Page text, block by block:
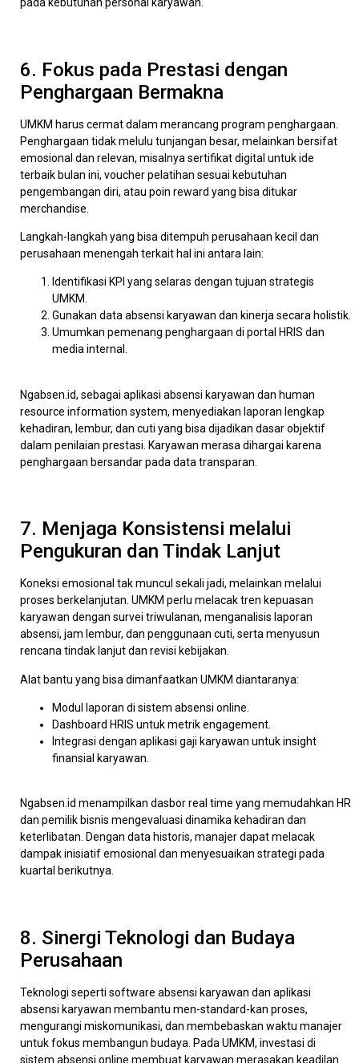
pada kebutuhan personal karyawan.
6. Fokus pada Prestasi dengan
Penghargaan Bermakna
UMKM harus cermat dalam merancang program penghargaan.
Penghargaan tidak melulu tunjangan besar, melainkan bersifat
emosional dan relevan, misalnya sertifikat digital untuk ide
terbaik bulan ini, voucher pelatihan sesuai kebutuhan
pengembangan diri, atau poin reward yang bisa ditukar
merchandise.
Langkah-langkah yang bisa ditempuh perusahaan kecil dan
perusahaan menengah terkait hal ini antara lain:
Identifikasi KPI yang selaras dengan tujuan strategis
UMKM.
Gunakan data absensi karyawan dan kinerja secara holistik.
Umumkan pemenang penghargaan di portal HRIS dan
media internal.
Ngabsen.id, sebagai aplikasi absensi karyawan dan human
resource information system, menyediakan laporan lengkap
kehadiran, lembur, dan cuti yang bisa dijadikan dasar objektif
dalam penilaian prestasi. Karyawan merasa dihargai karena
penghargaan bersandar pada data transparan.
7. Menjaga Konsistensi melalui
Pengukuran dan Tindak Lanjut
Koneksi emosional tak muncul sekali jadi, melainkan melalui
proses berkelanjutan. UMKM perlu melacak tren kepuasan
karyawan dengan survei triwulanan, menganalisis laporan
absensi, jam lembur, dan penggunaan cuti, serta menyusun
rencana tindak lanjut dan revisi kebijakan.
Alat bantu yang bisa dimanfaatkan UMKM diantaranya:
Modul laporan di sistem absensi online.
Dashboard HRIS untuk metrik engagement.
Integrasi dengan aplikasi gaji karyawan untuk insight
finansial karyawan.
Ngabsen.id menampilkan dasbor real time yang memudahkan HR
dan pemilik bisnis mengevaluasi dinamika kehadiran dan
keterlibatan. Dengan data historis, manajer dapat melacak
dampak inisiatif emosional dan menyesuaikan strategi pada
kuartal berikutnya.
8. Sinergi Teknologi dan Budaya
Perusahaan
Teknologi seperti software absensi karyawan dan aplikasi
absensi karyawan membantu men-standard-kan proses,
mengurangi miskomunikasi, dan membebaskan waktu manajer
untuk fokus membangun budaya. Pada UMKM, investasi di
sistem absensi online membuat karyawan merasakan keadilan